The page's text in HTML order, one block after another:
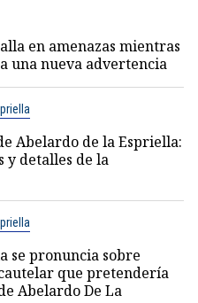
en amenazas mientras
una nueva advertencia
Abelardo de la Espriella:
y detalles de la
se pronuncia sobre
que pretendería
Abelardo De La